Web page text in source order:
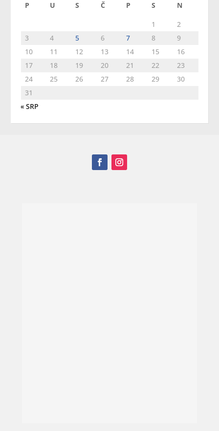
P U S Č P S N
1
2
3
4 5 6 7 8
9
10
11 12 13 14 15
16
17
18 19 20 21 22
23
24
25 26 27 28 29
30
31
« SRP